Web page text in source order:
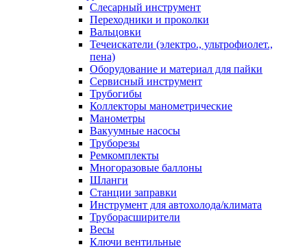
Слесарный инструмент
Переходники и проколки
Вальцовки
Течеискатели (электро., ультрофиолет.,
пена)
Оборудование и материал для пайки
Сервисный инструмент
Трубогибы
Коллекторы манометрические
Манометры
Вакуумные насосы
Труборезы
Ремкомплекты
Многоразовые баллоны
Шланги
Станции заправки
Инструмент для автохолода/климата
Труборасширители
Весы
Ключи вентильные